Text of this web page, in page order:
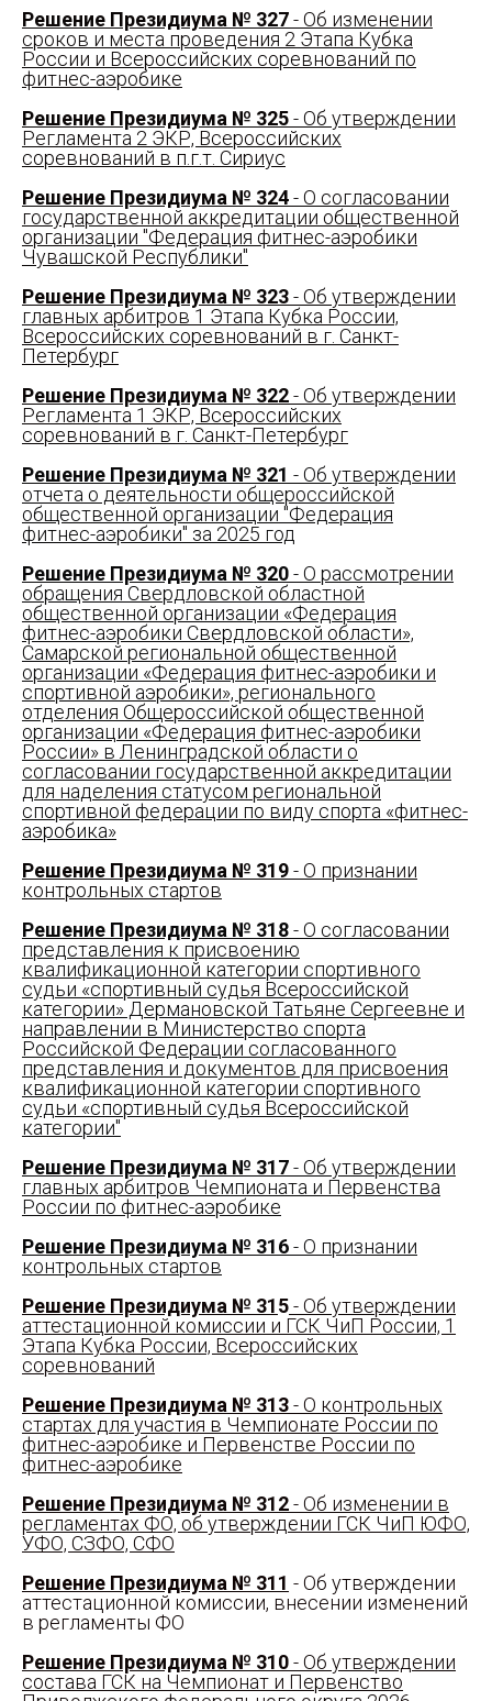
Решение Президиума № 327- Об изменении
сроков и места проведения 2 Этапа Кубка
России и Всероссийских соревнований по
фитнес-аэробике
Решение Президиума № 325- Об утверждении
Регламента 2 ЭКР, Всероссийских
соревнований в п.г.т. Сириус
Решение Президиума № 324- О согласовании
государственной аккредитации общественной
организации "Федерация фитнес-аэробики
Чувашской Республики"
Решение Президиума № 323- Об утверждении
главных арбитров 1 Этапа Кубка России,
Всероссийских соревнований в г. Санкт-
Петербург
Решение Президиума № 322- Об утверждении
Регламента 1 ЭКР, Всероссийских
соревнований в г. Санкт-Петербург
Решение Президиума № 321 - Об утверждении
отчета о деятельности общероссийской
общественной организации "Федерация
фитнес-аэробики" за 2025 год
Решение Президиума № 320- О рассмотрении
обращения Свердловской областной
общественной организации «Федерация
фитнес-аэробики Свердловской области»,
Самарской региональной общественной
организации «Федерация фитнес-аэробики и
спортивной аэробики», регионального
отделения Общероссийской общественной
организации «Федерация фитнес-аэробики
России» в Ленинградской области о
согласовании государственной аккредитации
для наделения статусом региональной
спортивной федерации по виду спорта «фитнес-
аэробика»
Решение Президиума № 319- О признании
контрольных стартов
Решение Президиума № 318- О согласовании
представления к присвоению
квалификационной категории спортивного
судьи «спортивный судья Всероссийской
категории» Дермановской Татьяне Сергеевне и
направлении в Министерство спорта
Российской Федерации согласованного
представления и документов для присвоения
квалификационной категории спортивного
судьи «спортивный судья Всероссийской
категории"
Решение Президиума № 317- Об утверждении
главных арбитров Чемпионата и Первенства
России по фитнес-аэробике
Решение Президиума № 316- О признании
контрольных стартов
Решение Президиума № 315- Об утверждении
аттестационной комиссии и ГСК ЧиП России, 1
Этапа Кубка России, Всероссийских
соревнований
Решение Президиума № 313- О контрольных
стартах для участия в Чемпионате России по
фитнес-аэробике и Первенстве России по
фитнес-аэробике
Решение Президиума № 312- Об изменении в
регламентах ФО, об утверждении ГСК ЧиП ЮФО,
УФО, СЗФО, СФО
Решение Президиума № 311 - Об утверждении
аттестационной комиссии, внесении изменений
в регламенты ФО
Решение Президиума № 310- Об утверждении
состава ГСК на Чемпионат и Первенство